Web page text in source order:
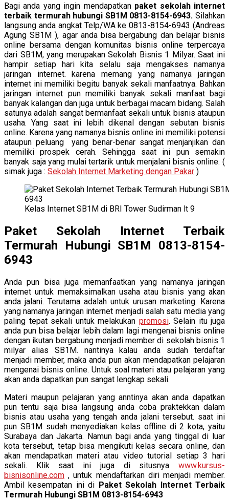
Bagi anda yang ingin mendapatkan paket sekolah internet
terbaik termurah hubungi SB1M 0813-8154-6943. Silahkan
langsung anda angkat Telp/WA ke 0813-8154-6943 (Andreas
Agung SB1M ), agar anda bisa bergabung dan belajar bisnis
online bersama dengan komunitas bisnis online terpercaya
dari SB1M, yang merupakan Sekolah Bisnis 1 Milyar. Saat ini
hampir setiap hari kita selalu saja mengakses namanya
jaringan internet. karena memang yang namanya jaringan
internet ini memiliki begitu banyak sekali manfaatnya. Bahkan
jaringan internet pun memiliki banyak sekali manfaat bagi
banyak kalangan dan juga untuk berbagai macam bidang. Salah
satunya adalah sangat bermanfaat sekali untuk bisnis ataupun
usaha. Yang saat ini lebih dikenal dengan sebutan bisnis
online. Karena yang namanya bisnis online ini memiliki potensi
ataupun peluang yang benar-benar sangat menjanjikan dan
memiliki prospek cerah. Sehingga saat ini pun semakin
banyak saja yang mulai tertarik untuk menjalani bisnis online. (
simak juga : Sekolah Internet Marketing dengan Pakar )
Kelas Internet SB1M di BRI Tower Sudirman lt 9
Paket Sekolah Internet Terbaik
Termurah Hubungi SB1M 0813-8154-
6943
Anda pun bisa juga memanfaatkan yang namanya jaringan
internet untuk memaksimalkan usaha atau bisnis yang akan
anda jalani. Terutama adalah untuk urusan marketing. Karena
yang namanya jaringan internet menjadi salah satu media yang
paling tepat sekali untuk melakukan promosi. Selain itu juga
anda pun bisa belajar lebih dalam lagi mengenai bisnis online
dengan ikutan bergabung menjadi member di sekolah bisnis 1
milyar alias SB1M. nantinya kalau anda sudah terdaftar
menjadi member, maka anda pun akan mendapatkan pelajaran
mengenai bisnis online. Untuk soal materi atau pelajaran yang
akan anda dapatkan pun sangat lengkap sekali.
Materi maupun pelajaran yang anntinya akan anda dapatkan
pun tentu saja bisa langsung anda coba praktekkan dalam
bisnis atau usaha yang tengah anda jalani tersebut. saat ini
pun SB1M sudah menyediakan kelas offline di 2 kota, yaitu
Surabaya dan Jakarta. Namun bagi anda yang tinggal di luar
kota tersebut, tetap bisa mengikuti kelas secara online, dan
akan mendapatkan materi atau video tutorial setiap 3 hari
sekali. Klik saat ini juga di situsnya www.kursus-
bisnisonline.com , untuk mendaftarkan diri menjadi member.
Ambil kesempatan ini di Paket Sekolah Internet Terbaik
Termurah Hubungi SB1M 0813-8154-6943